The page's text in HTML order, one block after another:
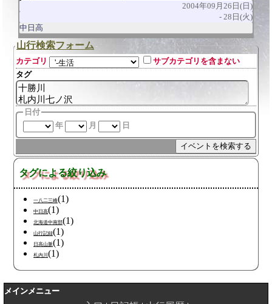
2004年09月26日(日)
28日(火)
中日高
山行検索フォーム
カテゴリ
サブカテゴリを含まない
タグ
日付
年
月 日
タグによる絞り込み
一八二三峰(1)
中日高(1)
北海道中南部(1)
山行記録(1)
日高山脈(1)
札内川 (1)
メインメニュー